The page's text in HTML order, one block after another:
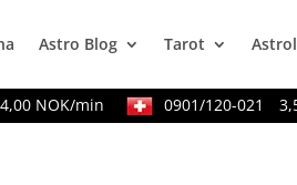
Astro Blog Tarot
NOK/min 0901/120-021 3,50